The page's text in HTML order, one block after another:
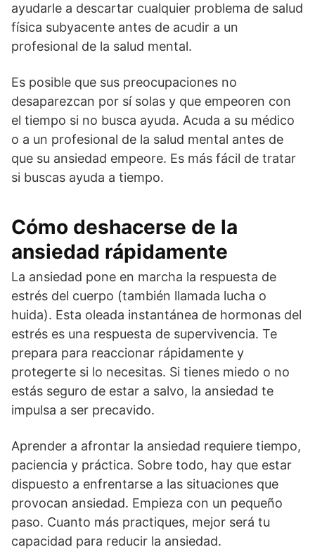
ayudarle a descartar cualquier problema de salud
física subyacente antes de acudir a un
profesional de la salud mental.
Es posible que sus preocupaciones no
desaparezcan por sí solas y que empeoren con
el tiempo si no busca ayuda. Acuda a su médico
o a un profesional de la salud mental antes de
que su ansiedad empeore. Es más fácil de tratar
si buscas ayuda a tiempo.
Cómo deshacerse de la
ansiedad rápidamente
La ansiedad pone en marcha la respuesta de
estrés del cuerpo (también llamada lucha o
huida). Esta oleada instantánea de hormonas del
estrés es una respuesta de supervivencia. Te
prepara para reaccionar rápidamente y
protegerte si lo necesitas. Si tienes miedo o no
estás seguro de estar a salvo, la ansiedad te
impulsa a ser precavido.
Aprender a afrontar la ansiedad requiere tiempo,
paciencia y práctica. Sobre todo, hay que estar
dispuesto a enfrentarse a las situaciones que
provocan ansiedad. Empieza con un pequeño
paso. Cuanto más practiques, mejor será tu
capacidad para reducir la ansiedad.